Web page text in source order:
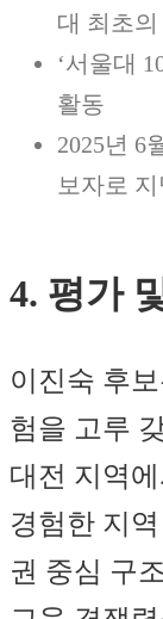
대 최초
‘서울대
활동
2025년 6
보자로 지
4. 평가
이진숙 후
험을 고루
대전 지역
경험한 지
권 중심 구